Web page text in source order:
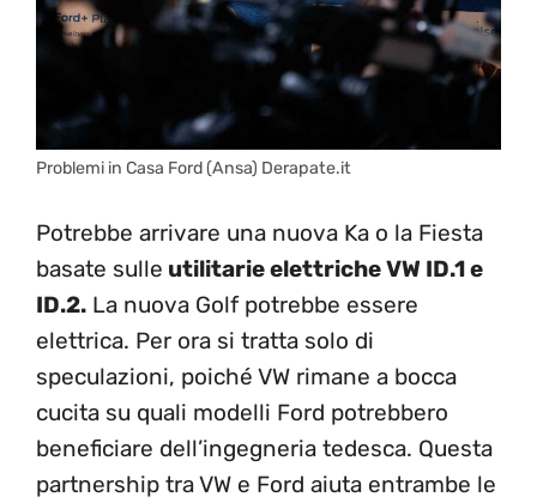
Problemi in Casa Ford (Ansa) Derapate.it
Potrebbe arrivare una nuova Ka o la Fiesta
basate sulle utilitarie elettriche VW ID.1 e
ID.2. La nuova Golf potrebbe essere
elettrica. Per ora si tratta solo di
speculazioni, poiché VW rimane a bocca
cucita su quali modelli Ford potrebbero
beneficiare dell’ingegneria tedesca. Questa
partnership tra VW e Ford aiuta entrambe le